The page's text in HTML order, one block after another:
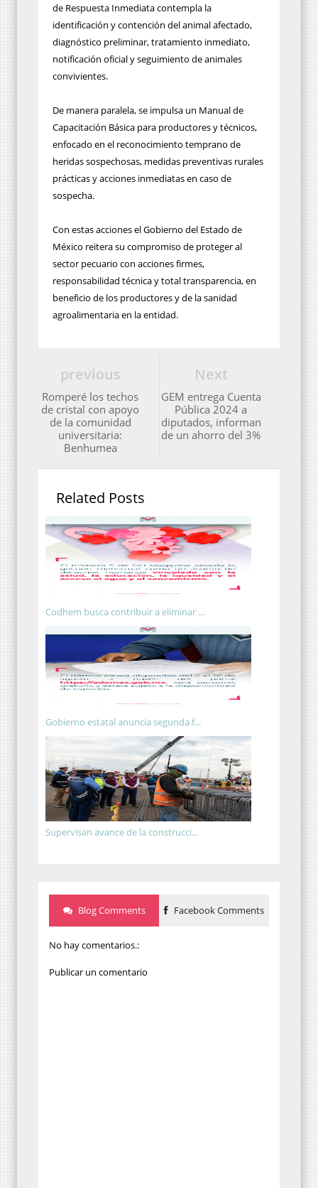
de Respuesta Inmediata contempla la
identificación y contención del animal afectado,
diagnóstico preliminar, tratamiento inmediato,
notificación oficial y seguimiento de animales
convivientes.
De manera paralela, se impulsa un Manual de
Capacitación Básica para productores y técnicos,
enfocado en el reconocimiento temprano de
heridas sospechosas, medidas preventivas rurales
prácticas y acciones inmediatas en caso de
sospecha.
Con estas acciones el Gobierno del Estado de
México reitera su compromiso de proteger al
sector pecuario con acciones firmes,
responsabilidad técnica y total transparencia, en
beneficio de los productores y de la sanidad
agroalimentaria en la entidad.
Next
GEM entrega Cuenta
Pública 2024 a
diputados, informan
de un ahorro del 3%
previous
Romperé los techos
de cristal con apoyo
de la comunidad
universitaria:
Benhumea
Related Posts
Codhem busca contribuir a eliminar ...
Gobierno estatal anuncia segunda f...
Supervisan avance de la construcci...
Blog Comments Facebook Comments
No hay comentarios.:
Publicar un comentario